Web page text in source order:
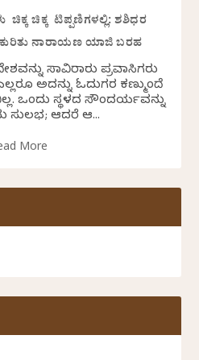
ಚಿಕ್ಕ ಚಿಕ್ಕ ಟಿಪ್ಪಣಿಗಳಲ್ಲಿ: ಶಶಿಧರ
ನಾರಾಯಣ ಯಾಜಿ ಬರಹ
ಸಾವಿರಾರು ಪ್ರವಾಸಿಗರು
ಅದನ್ನು ಓದುಗರ ಕಣ್ಮುಂದೆ
ಒಂದು ಸ್ಥಳದ ಸೌಂದರ್ಯವನ್ನು
ಸುಲಭ; ಆದರೆ ಆ...
More